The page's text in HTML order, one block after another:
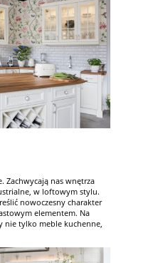
Zachwycają nas wnętrza
w loftowym stylu.
nowoczesny charakter
elementem. Na
nie tylko meble kuchenne,